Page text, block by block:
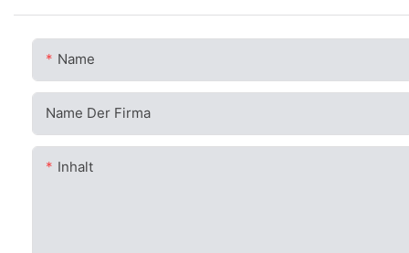
Name
Name Der Firma
Inhalt